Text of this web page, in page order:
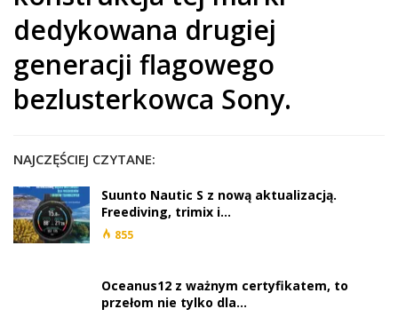
dedykowana drugiej
generacji flagowego
bezlusterkowca Sony.
NAJCZĘŚCIEJ CZYTANE:
Suunto Nautic S z nową aktualizacją.
Freediving, trimix i…
855
Oceanus12 z ważnym certyfikatem, to
przełom nie tylko dla…